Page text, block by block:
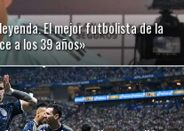
El mejor futbolista de la
a los 39 años»